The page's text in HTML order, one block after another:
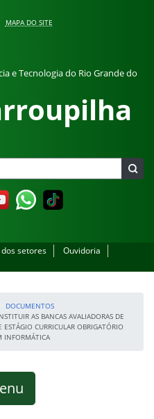
MAPA DO SITE
e Tecnologia do Rio Grande do
Whatsapp
setores
Ouvidoria
DOCUMENTOS
AS BANCAS AVALIADORAS DE
CURRICULAR OBRIGATÓRIO
INFORMÁTICA